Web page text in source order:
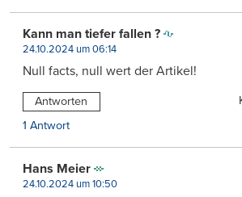
Kann man tiefer fallen ?
24.10.2024 um 06:14
Null facts, null wert der Artikel!
Antworten
1 Antwort
Hans Meier
24.10.2024 um 10:50